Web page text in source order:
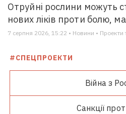
Отруйні рослини можуть
нових ліків проти болю,
7 серпня 2026, 15:22 • Новини • Проекти
#СПЕЦПРОЕКТИ
Війна з
Санкції